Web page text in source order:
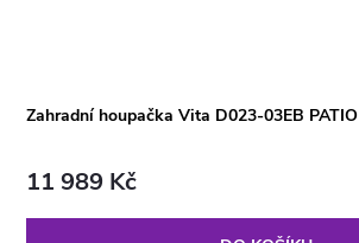
Zahradní houpačka Vita D023-03EB PATIO
11 989 Kč